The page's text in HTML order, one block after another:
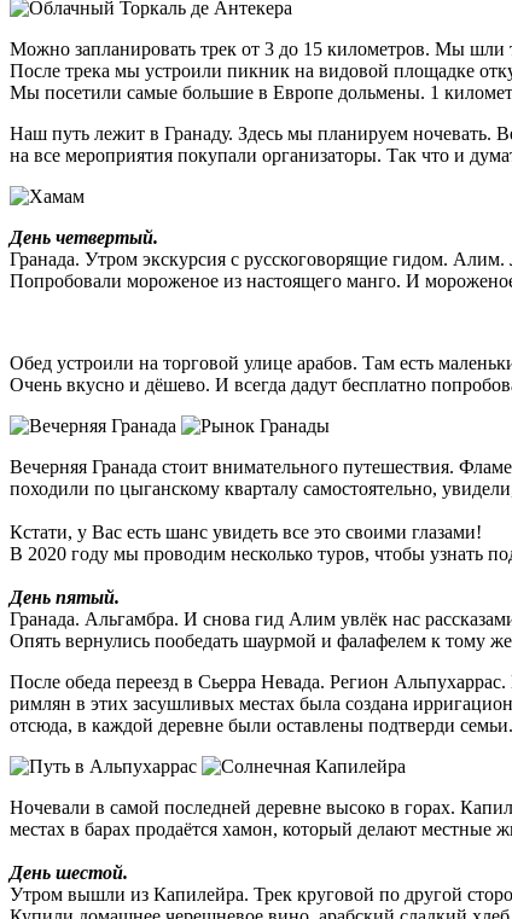
Можно запланировать трек от 3 до 15 километров. Мы
После трека мы устроили пикник на видовой площадке
Мы посетили самые большие в Европе дольмены. 1
Наш путь лежит в Гранаду. Здесь мы планируем ночевать.
на все мероприятия покупали организаторы. Так что и
День четвертый.
Гранада. Утром экскурсия с русскоговорящие гидом.
Попробовали мороженое из настоящего манго. И
Обед устроили на торговой улице арабов. Там есть
Очень вкусно и дёшево. И всегда дадут бесплатно
Вечерняя Гранада стоит внимательного путешествия.
походили по цыганскому кварталу самостоятельно,
Кстати, у Вас есть шанс увидеть все это своими глазами!
В 2020 году мы проводим несколько туров, чтобы узнать
День пятый.
Гранада. Альгамбра. И снова гид Алим увлёк нас
Опять вернулись пообедать шаурмой и фалафелем к тому
После обеда переезд в Сьерра Невада. Регион
римлян в этих засушливых местах была создана
отсюда, в каждой деревне были оставлены подтверди
Ночевали в самой последней деревне высоко в горах.
местах в барах продаётся хамон, который делают
День шестой.
Утром вышли из Капилейра. Трек круговой по другой